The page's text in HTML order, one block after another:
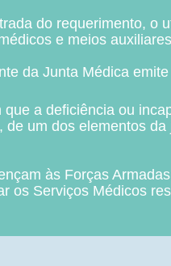
do requerimento, o
e meios
da Junta Médica
que a deficiência ou
de um dos elementos
às Forças
os Serviços Médicos